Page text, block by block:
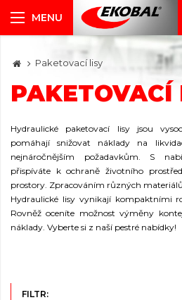
Paketovací lisy
PAKETOVACÍ
Hydraulické paketovací lisy jsou
pomáhají snižovat náklady na
nejnáročnějším požadavkům. S
přispíváte k ochraně životního
prostory. Zpracováním různých
Hydraulické lisy vynikají kompaktními
Rovněž oceníte možnost výměny
náklady. Vyberte si z naší pestré nabídky!
FILTR: